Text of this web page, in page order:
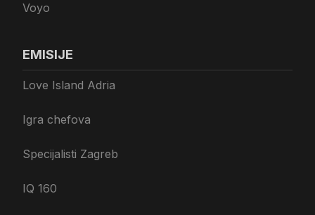
Voyo
EMISIJE
Love Island Adria
Igra chefova
Specijalisti Zagreb
IQ 160